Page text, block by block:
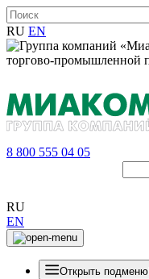
RU EN
8 800 555 04 05
RU
EN
Открыть подменю